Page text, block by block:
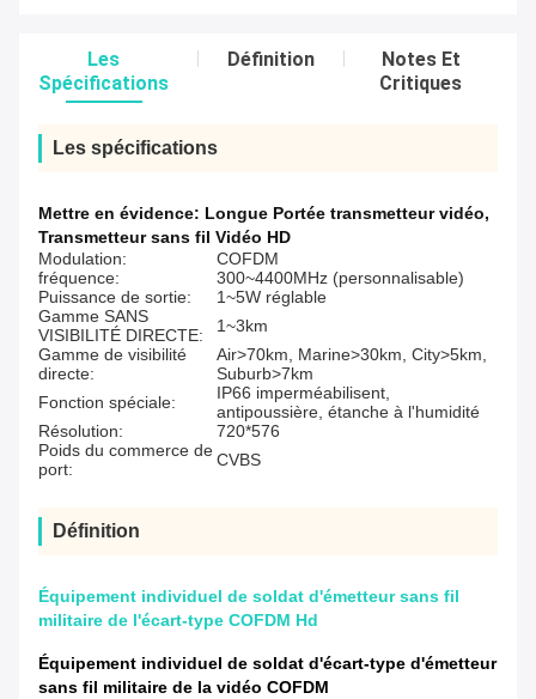
Les
Spécifications
Définition
Notes Et
Critiques
Les spécifications
Mettre en évidence: Longue Portée transmetteur vidéo,
Transmetteur sans fil Vidéo HD
Modulation:
COFDM
fréquence:
300~4400MHz (personnalisable)
Puissance de sortie:
1~5W réglable
Gamme SANS
VISIBILITÉ DIRECTE:
1~3km
Gamme de visibilité
directe:
Air>70km, Marine>30km, City>5km,
Suburb>7km
Fonction spéciale:
IP66 imperméabilisent,
antipoussière, étanche à l'humidité
Résolution:
720*576
Poids du commerce de
port:
CVBS
Définition
Équipement individuel de soldat d'émetteur sans fil
militaire de l'écart-type COFDM Hd
Équipement individuel de soldat d'écart-type d'émetteur
sans fil militaire de la vidéo COFDM